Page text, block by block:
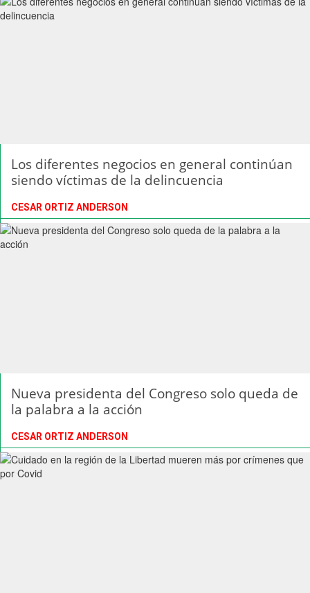
Los diferentes negocios en general continúan
siendo víctimas de la delincuencia
CESAR ORTIZ ANDERSON
Nueva presidenta del Congreso solo queda de
la palabra a la acción
CESAR ORTIZ ANDERSON